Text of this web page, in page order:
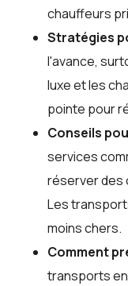
chauffeurs
Stratégies
l'avance,
luxe et les
pointe pour
Conseils
services
réserver des
Les
moins chers.
Comment
transports